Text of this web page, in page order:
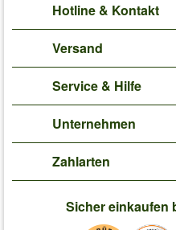
Hotline & Kontakt
Versand
Service & Hilfe
Unternehmen
Zahlarten
Sicher einkaufen